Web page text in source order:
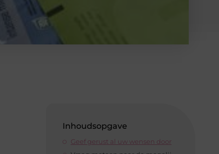
Inhoudsopgave
Geef gerust al uw wensen door